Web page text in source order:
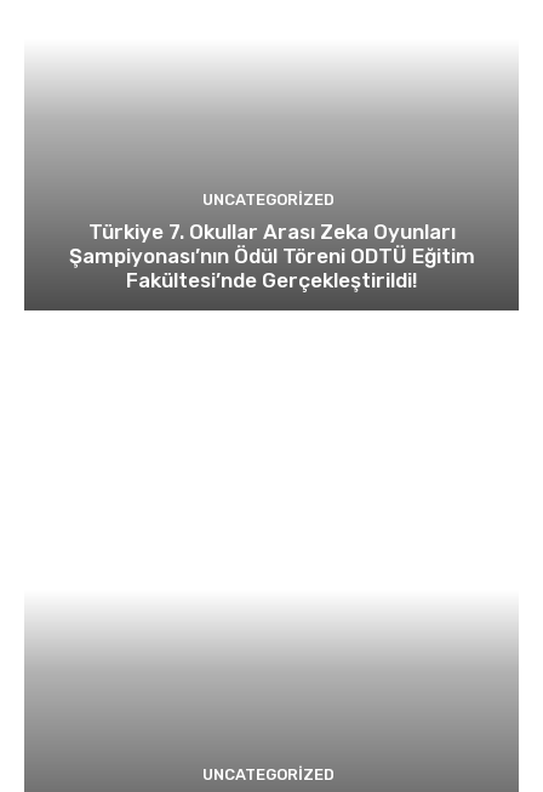
UNCATEGORIZED
Türkiye 7. Okullar Arası Zeka Oyunları
Şampiyonası’nın Ödül Töreni ODTÜ Eğitim
Fakültesi’nde Gerçekleştirildi!
UNCATEGORIZED